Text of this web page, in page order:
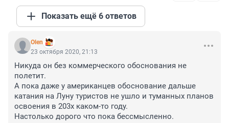
Показать ещё 6 ответов
Olen
23 октября 2020, 21:13
Никуда он без коммерческого обоснования не
полетит.
А пока даже у американцев обоснование дальше
катания на Луну туристов не ушло и туманных планов
освоения в 203х каком-то году.
Настолько дорого что пока бессмысленно.